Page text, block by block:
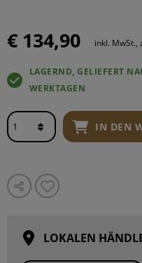
€ 134,90 inkl. MwSt.,
LAGERND, GELIEFERT
WERKTAGEN
IN DEN
LOKALEN